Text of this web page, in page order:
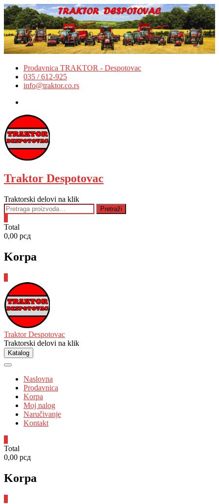
Skip
to
content
Prodavnica TRAKTOR - Despotovac
035 / 612-925
info@traktor.co.rs
Traktor Despotovac
Traktorski delovi na klik
Pretraga
za:
Pretraži
Total
0,00 рсд
Korpa
Traktor Despotovac
Traktorski delovi na klik
Katalog
Naslovna
Prodavnica
Korpa
Moj nalog
Naručivanje
Kontakt
Total
0,00 рсд
Korpa